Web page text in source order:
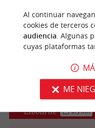
La
Libourne 2.5 km
Al continuar
cookies de terceros
audiencia. Algunas
cuyas plataformas
ME